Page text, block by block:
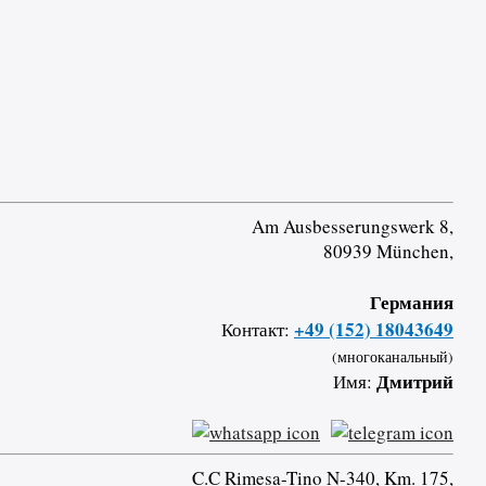
Am Ausbesserungswerk 8,
80939 München,
Германия
Контакт: +49 (152) 18043649
(многоканальный)
Имя: Дмитрий
C.C Rimesa-Tino N-340, Km. 175,